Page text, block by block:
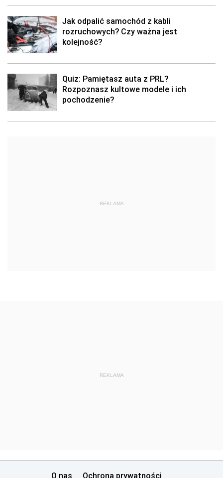
Jak odpalić samochód z kabli
rozruchowych? Czy ważna jest
kolejność?
Quiz: Pamiętasz auta z PRL?
Rozpoznasz kultowe modele i ich
pochodzenie?
REKLAMA
REKLAMA
O nas Ochrona prywatności